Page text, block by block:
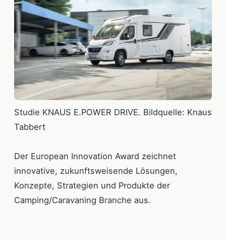
Studie KNAUS E.POWER DRIVE. Bildquelle: Knaus
Tabbert
Der European Innovation Award zeichnet
innovative, zukunftsweisende Lösungen,
Konzepte, Strategien und Produkte der
Camping/Caravaning Branche aus.